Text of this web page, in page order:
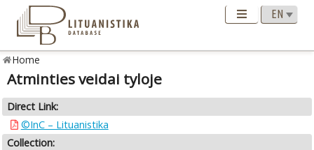
Home
Atminties veidai tyloje
Direct Link:
©InC – Lituanistika
Collection: